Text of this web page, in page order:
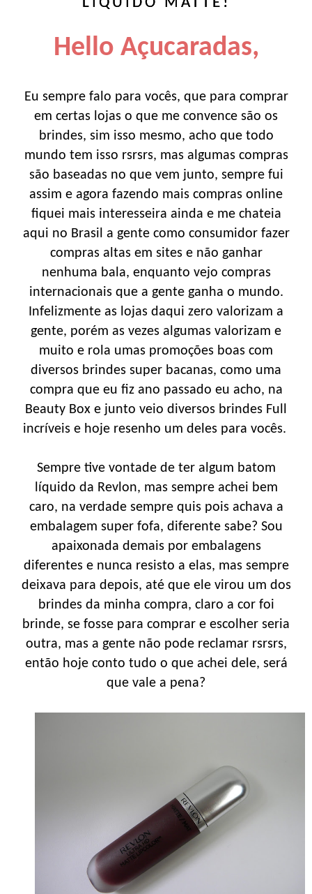
Hello Açucaradas,
Eu sempre falo para vocês, que para comprar
em certas lojas o que me convence são os
brindes, sim isso mesmo, acho que todo
mundo tem isso rsrsrs, mas algumas compras
são baseadas no que vem junto, sempre fui
assim e agora fazendo mais compras online
fiquei mais interesseira ainda e me chateia
aqui no Brasil a gente como consumidor fazer
compras altas em sites e não ganhar
nenhuma bala, enquanto vejo compras
internacionais que a gente ganha o mundo.
Infelizmente as lojas daqui zero valorizam a
gente, porém as vezes algumas valorizam e
muito e rola umas promoções boas com
diversos brindes super bacanas, como uma
compra que eu fiz ano passado eu acho, na
Beauty Box e junto veio diversos brindes Full
incríveis e hoje resenho um deles para vocês.
Sempre tive vontade de ter algum batom
líquido da Revlon, mas sempre achei bem
caro, na verdade sempre quis pois achava a
embalagem super fofa, diferente sabe? Sou
apaixonada demais por embalagens
diferentes e nunca resisto a elas, mas sempre
deixava para depois, até que ele virou um dos
brindes da minha compra, claro a cor foi
brinde, se fosse para comprar e escolher seria
outra, mas a gente não pode reclamar rsrsrs,
então hoje conto tudo o que achei dele, será
que vale a pena?